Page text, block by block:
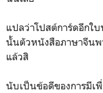
แปลว่าโปสต์การ์ดอีกใบ
นั้นตัวหนังสือภาษาจีนพ
แล้วสิ
นับเป็นข้อดีของการมีเ